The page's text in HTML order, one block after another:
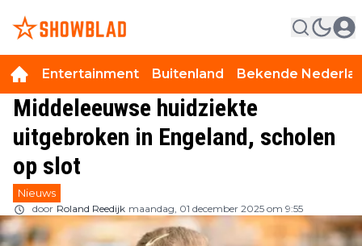
Entertainment Buitenland Bekende
Middeleeuwse huidziekte
uitgebroken in Engeland, scholen
op slot
Nieuws
door Roland Reedijk maandag, 01 december 2025 om 9:55